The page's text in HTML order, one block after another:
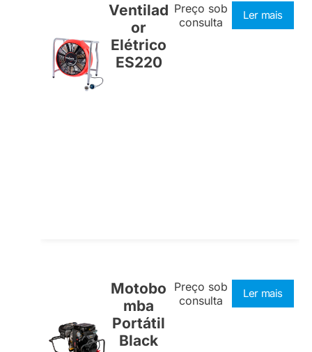
Ventilad
or
Elétrico
ES220
Preço sob
consulta
Ler mais
Motobo
mba
Portátil
Black
Preço sob
consulta
Ler mais